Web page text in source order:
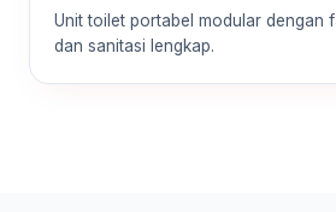
Unit toilet portabel modular dengan
dan sanitasi lengkap.